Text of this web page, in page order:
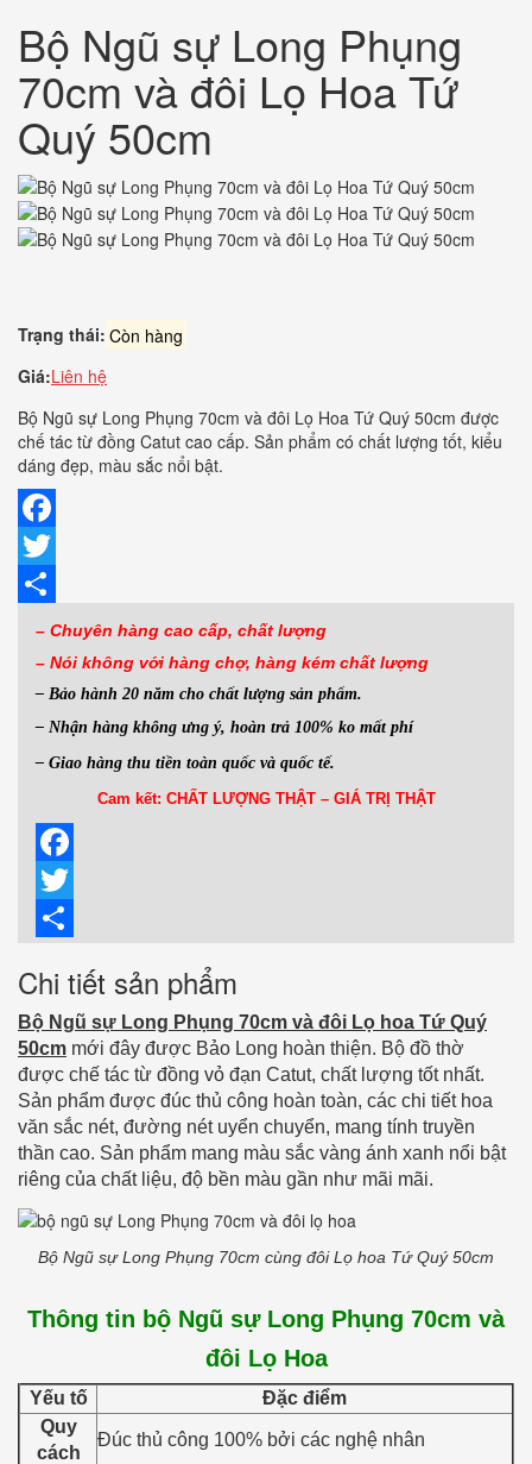
Bộ Ngũ sự Long Phụng
70cm và đôi Lọ Hoa Tứ
Quý 50cm
Trạng thái: Còn hàng
Giá:Liên hệ
Bộ Ngũ sự Long Phụng 70cm và đôi Lọ Hoa Tứ Quý 50cm được
chế tác từ đồng Catut cao cấp. Sản phẩm có chất lượng tốt, kiểu
dáng đẹp, màu sắc nổi bật.
Facebook
Twitter
Share
– Chuyên hàng cao cấp, chất lượng
– Nói không với hàng chợ, hàng kém chất lượng
– Bảo hành 20 năm cho chất lượng sản phẩm.
– Nhận hàng không ưng ý, hoàn trả 100% ko mất phí
– Giao hàng thu tiền toàn quốc và quốc tế.
Cam kết: CHẤT LƯỢNG THẬT – GIÁ TRỊ THẬT
Facebook
Twitter
Chi tiết sản phẩm
Bộ Ngũ sự Long Phụng 70cm và đôi Lọ hoa Tứ Quý
50cm mới đây được Bảo Long hoàn thiện. Bộ đồ thờ
được chế tác từ đồng vỏ đạn Catut, chất lượng tốt nhất.
Sản phẩm được đúc thủ công hoàn toàn, các chi tiết hoa
văn sắc nét, đường nét uyển chuyển, mang tính truyền
thần cao. Sản phẩm mang màu sắc vàng ánh xanh nổi bật
riêng của chất liệu, độ bền màu gần như mãi mãi.
Bộ Ngũ sự Long Phụng 70cm cùng đôi Lọ hoa Tứ Quý 50cm
Thông tin bộ Ngũ sự Long Phụng 70cm và
đôi Lọ Hoa
Yếu tố
Đặc điểm
Quy
cách
Đúc thủ công 100% bởi các nghệ nhân